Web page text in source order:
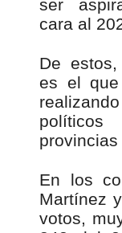
ser
cara al
De
es el
En los
Martínez
votos,